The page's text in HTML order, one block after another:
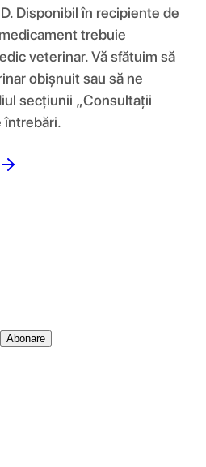
Disponibil în recipiente de
trebuie
veterinar. Vă sfătuim să
obișnuit sau să ne
secțiunii „Consultații
întrebări.
Abonare